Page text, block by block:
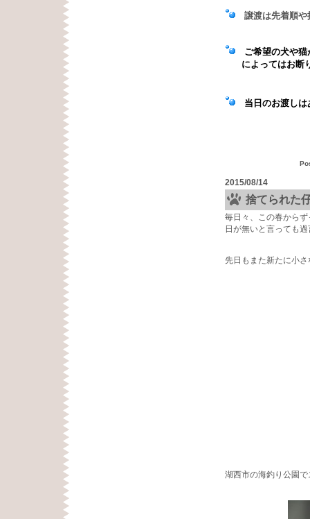
譲渡は先着順や
ご希望の犬や猫
によってはお断
当日のお渡しは
2015/08/14
捨てられた
毎日々、この春から
日が無いと言っても
先日もまた新たに小
湖西市の海釣り公園